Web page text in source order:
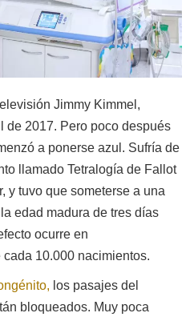
Jimmy Kimmel,
de 2017. Pero poco después
a ponerse azul. Sufría de
llamado Tetralogía de Fallot
y tuvo que someterse a una
edad madura de tres días
ocurre en
10.000 nacimientos.
los pasajes del
bloqueados. Muy poca